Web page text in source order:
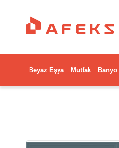
Beyaz Eşya Mutfak Banyo